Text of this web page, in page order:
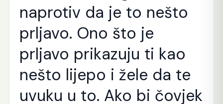
naprotiv da je to nešto
prljavo. Ono što je
prljavo prikazuju ti kao
nešto lijepo i žele da te
uvuku u to. Ako bi čovjek